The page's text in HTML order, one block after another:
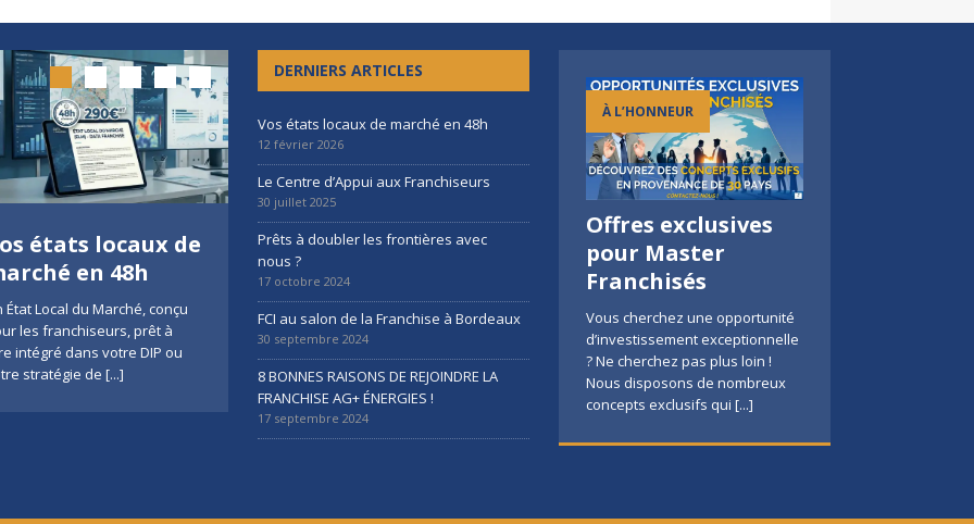
états locaux de
en 48h
État Local du Marché, conçu
les franchiseurs, prêt à
intégré dans votre DIP ou
stratégie de[...]
Le Centre d’Appui
aux Franchiseurs
Une nouvelle ressource
stratégique signée France
Consulting Lancer, structurer ou
piloter un réseau de franchise
ne devrait jamais être un[...]
Prêts à doubler les
frontières avec
nous ?
Prêt à doubler les frontières, à
exporter votre savoir-faire à
travers le monde, ? Forts de
notre présence dans plus[...]
DERNIERS ARTICLES
Vos états locaux de marché en 48h
12 février 2026
Le Centre d’Appui aux Franchiseurs
30 juillet 2025
Prêts à doubler les frontières avec
nous ?
17 octobre 2024
FCI au salon de la Franchise à Bordeaux
30 septembre 2024
8 BONNES RAISONS DE REJOINDRE LA
FRANCHISE AG+ ÉNERGIES !
17 septembre 2024
À L’HONNEUR
Offres exclusives
pour Master
Franchisés
Vous cherchez une opportunité
d’investissement exceptionnelle
? Ne cherchez pas plus loin !
Nous disposons de nombreux
concepts exclusifs qui[...]